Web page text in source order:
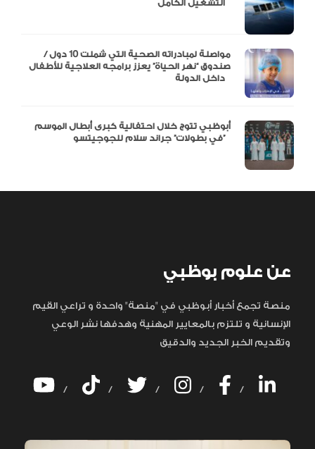
مواصلة لمبادراته الصحية التي شملت 10 دول /
صندوق “نهر الحياة” يعزز برامجه العلاجية للأطفال
أبوظبي تتوج خلال احتفالية كبرى أبطال الموسم
في بطولات” جراند سلام للجوجيتسو”
عن علوم بوظبي
منصة تجمع أخبار أبوظبي في "منصة" واحدة و تراعي القيم
الإنسانية و تلتزم بالمعايير المهنية وهدفها نشر الوعي
وتقديم الخبر الجديد والدقيق
/ / / / /